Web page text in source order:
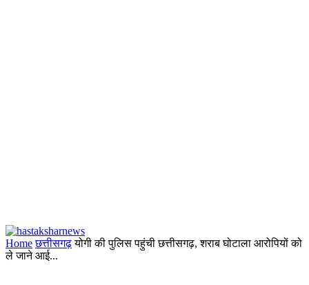
Home छत्तीसगढ़ योगी की पुलिस पहुंची छत्तीसगढ़, शराब घोटाला आरोपियों को
ले जाने आई...